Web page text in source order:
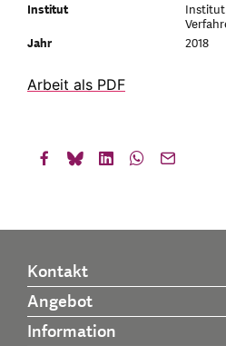
Institut
Jahr
2018
Arbeit als PDF
Kontakt
Angebot
Information